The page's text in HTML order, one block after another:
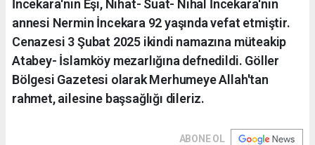
İncekara'nın Eşi, Nihat- Suat- Nihal İncekara'nın
annesi Nermin İncekara 92 yaşında vefat etmiştir.
Cenazesi 3 Şubat 2025 ikindi namazına müteakip
Atabey- İslamköy mezarlığına defnedildi. Göller
Bölgesi Gazetesi olarak Merhumeye Allah'tan
rahmet, ailesine başsağlığı dileriz.
ABONE OL